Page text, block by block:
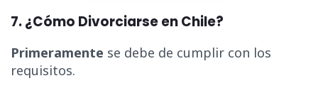
7. ¿Cómo Divorciarse en Chile?
Primeramente se debe de cumplir con los
requisitos.